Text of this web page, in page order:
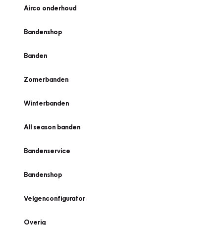
Airco onderhoud
Bandenshop
Banden
Zomerbanden
Winterbanden
All season banden
Bandenservice
Bandenshop
Velgenconfigurator
Overig